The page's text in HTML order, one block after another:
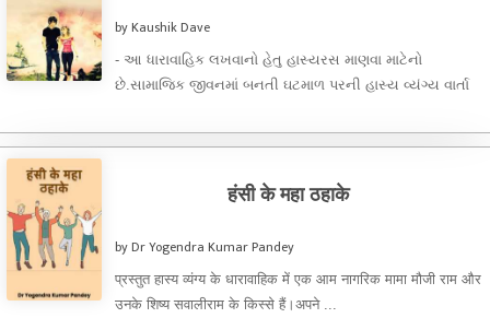
by Kaushik Dave
- આ ધારાવાહિક લખવાનો હેતુ હાસ્યરસ માણવા માટેનો
છે.સામાજિક જીવનમાં બનતી ઘટમાળ પરની હાસ્ય વ્યંગ્ય વાર્તા
हंसी के महा ठहाके
by Dr Yogendra Kumar Pandey
प्रस्तुत हास्य व्यंग्य के धारावाहिक में एक आम नागरिक मामा मौजी राम और
उनके शिष्य सवालीराम के किस्से हैं।अपने ...